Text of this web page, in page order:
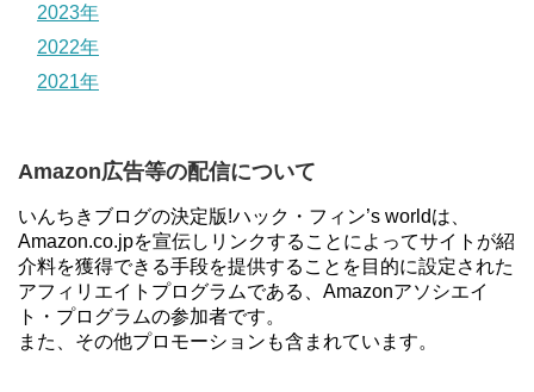
2023年
2022年
2021年
Amazon広告等の配信について
いんちきブログの決定版!ハック・フィン’s worldは、
Amazon.co.jpを宣伝しリンクすることによってサイトが紹
介料を獲得できる手段を提供することを目的に設定された
アフィリエイトプログラムである、Amazonアソシエイ
ト・プログラムの参加者です。
また、その他プロモーションも含まれています。